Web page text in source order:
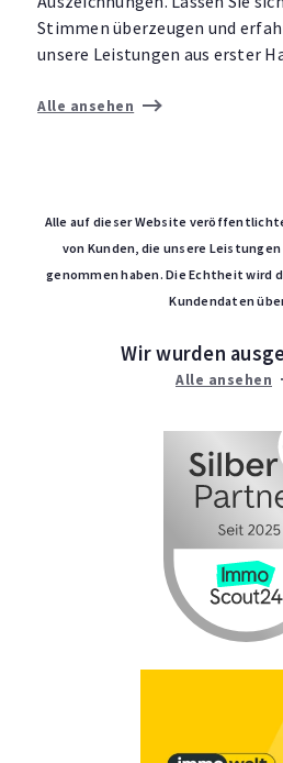
Stimmen überzeugen und
unsere Leistungen aus erster
Alle ansehen
Alle auf dieser Website
von Kunden, die unsere
genommen haben. Die Echtheit wird
Kundendaten
Wir wurden
Alle ansehen